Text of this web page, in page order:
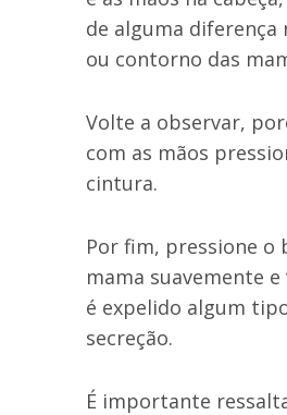
de alguma
ou contorno das
Volte a observar,
com as mãos
cintura.
Por fim, pressione o
mama suavemente
é expelido algum
secreção.
É importante